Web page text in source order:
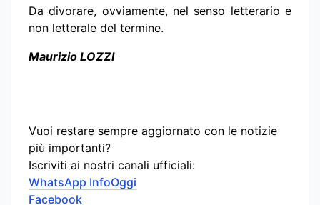
Da divorare, ovviamente, nel senso letterario e
non letterale del termine.
Maurizio LOZZI
Vuoi restare sempre aggiornato con le notizie
più importanti?
Iscriviti ai nostri canali ufficiali:
WhatsApp InfoOggi
Facebook